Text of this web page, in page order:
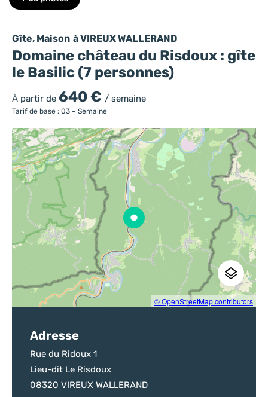
Gîte, Maison à VIREUX WALLERAND
Domaine château du Risdoux : gîte
le Basilic (7 personnes)
À partir de 640 € / semaine
Tarif de base : 03 – Semaine
© OpenStreetMap contributors
Adresse
Rue du Ridoux 1
Lieu-dit Le Risdoux
08320 VIREUX WALLERAND